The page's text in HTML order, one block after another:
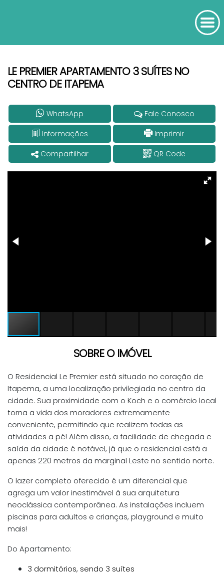
LE PREMIER APARTAMENTO 3 SUÍTES NO
CENTRO DE ITAPEMA
WhatsApp Fale Conosco
Informações Imprimir
Compartilhar QR Code
SOBRE O IMÓVEL
O Residencial Le Premier está situado no coração de
Itapema, a uma localização privilegiada no centro da
cidade. Sua proximidade com o Koch e o comércio local
torna a vida dos moradores extremamente
conveniente, permitindo que realizem todas as
atividades a pé! Além disso, a facilidade de chegada e
saída da cidade é notável, já que o residencial está a
apenas 220 metros da marginal Leste no sentido norte.
O lazer completo oferecido é um diferencial que
agrega um valor inestimável à sua arquitetura
neoclássica contemporânea. As instalações incluem
piscinas para adultos e crianças, playground e muito
mais!
Do Apartamento:
3 dormitórios, sendo 3 suítes